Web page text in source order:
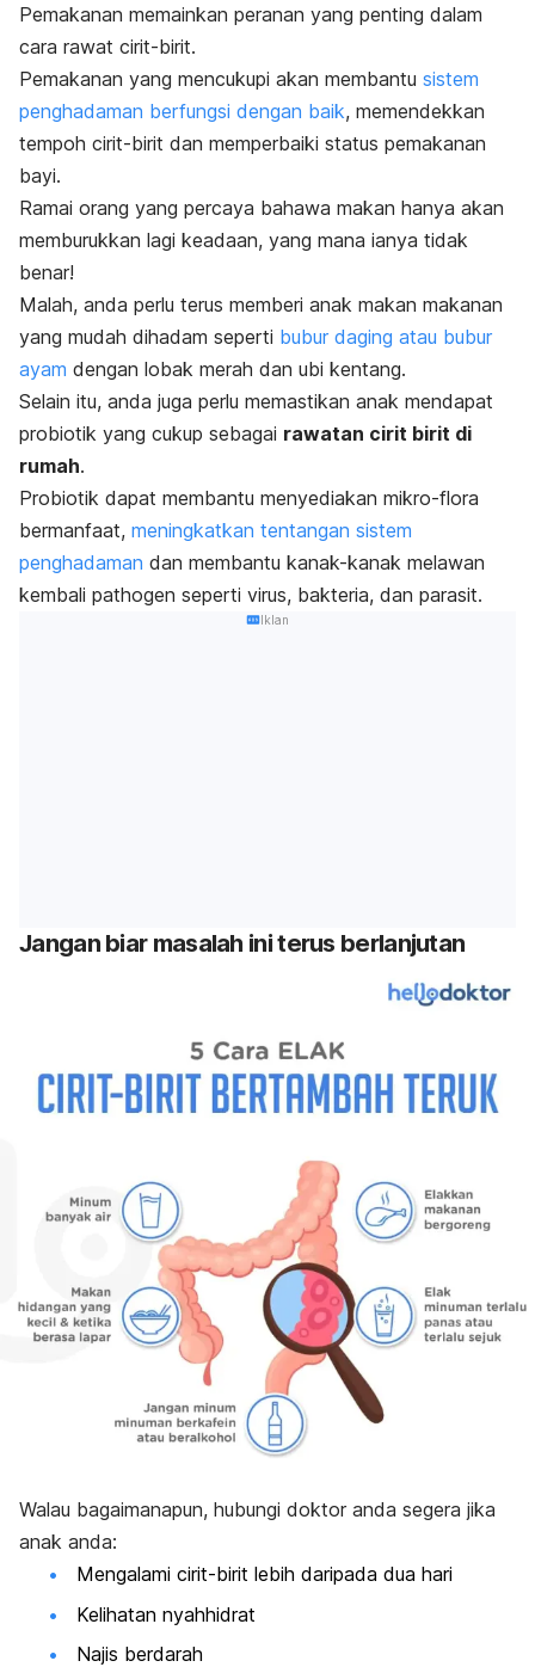
Pemakanan memainkan peranan yang penting dalam
cara rawat cirit-birit.
Pemakanan yang mencukupi akan membantu sistem
penghadaman berfungsi dengan baik, memendekkan
tempoh cirit-birit dan memperbaiki status pemakanan
bayi.
Ramai orang yang percaya bahawa makan hanya akan
memburukkan lagi keadaan, yang mana ianya tidak
benar!
Malah, anda perlu terus memberi anak makan makanan
yang mudah dihadam seperti bubur daging atau bubur
ayam dengan lobak merah dan ubi kentang.
Selain itu, anda juga perlu memastikan anak mendapat
probiotik yang cukup sebagai rawatan cirit birit di
rumah.
Probiotik dapat membantu menyediakan mikro-flora
bermanfaat, meningkatkan tentangan sistem
penghadaman dan membantu kanak-kanak melawan
kembali pathogen seperti virus, bakteria, dan parasit.
Iklan
Jangan biar masalah ini terus berlanjutan
Walau bagaimanapun, hubungi doktor anda segera jika
anak anda:
Mengalami cirit-birit lebih daripada dua hari
Kelihatan nyahhidrat
Najis berdarah